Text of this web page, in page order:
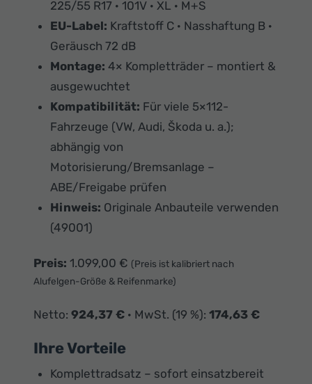
225/55 R17 · 101V · XL · M+S
EU-Label: Kraftstoff C · Nasshaftung B ·
Geräusch 72 dB
Montage: 4× Kompletträder – montiert &
ausgewuchtet
Kompatibilität: Für viele 5×112-
Fahrzeuge (VW, Audi, Škoda u. a.);
abhängig von
Motorisierung/Bremsanlage –
ABE/Freigabe prüfen
Hinweis: Originale Anbauteile verwenden
(49001)
Preis: 1.099,00 € (Preis ist kalibriert nach
Alufelgen-Größe & Reifenmarke)
Netto: 924,37 € · MwSt. (19 %): 174,63 €
Ihre Vorteile
Komplettradsatz – sofort einsatzbereit